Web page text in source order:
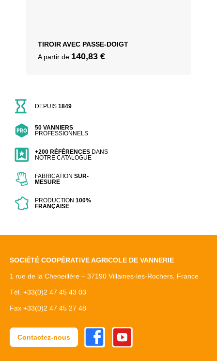
TIROIR AVEC PASSE-DOIGT
A partir de 140,83 €
DEPUIS1849
50 VANNIERS
PROFESSIONNELS
+200 RÉFÉRENCES DANS
NOTRE CATALOGUE
FABRICATIONSUR-
MESURE
PRODUCTION100%
FRANÇAISE
SOCIÉTÉ COOPÉRATIVE AGRICOLE DE VANNERIE
1 rue de la Cheneillère – 37190 Villaines-les-Rochers, France
Tél. +33(0)2 47 45 43 03
Fax +33(0)2 47 45 27 48
Contactez-nous
FacebookYoutube